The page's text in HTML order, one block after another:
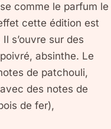
comme le parfum le
cette édition est
s’ouvre sur des
absinthe. Le
de patchouli,
des notes de
de fer),